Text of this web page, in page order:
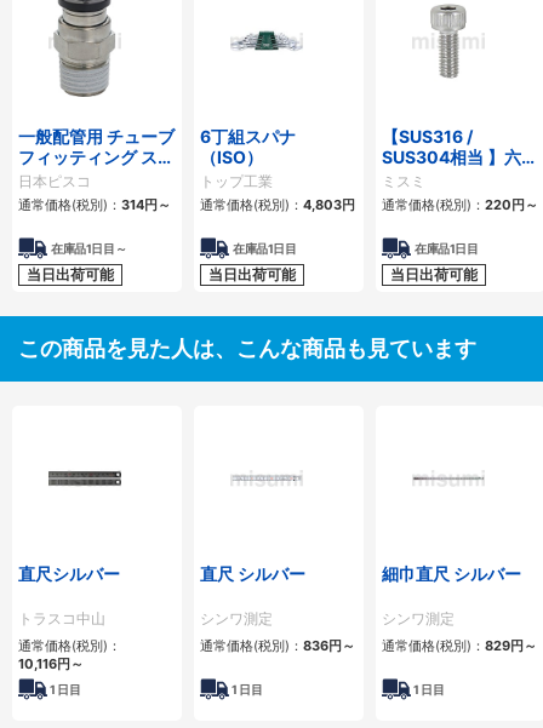
一般配管用 チューブ
フィッティング スト
レート
日本ピスコ
通常価格(税別)： 314円～
在庫品1日目～
当日出荷可能
6丁組スパナ
（ISO）
トップ工業
通常価格(税別)： 4,803円
在庫品1日目
当日出荷可能
【SUS316 /
SUS304相当 】六角
穴付ボルト ステンレ
ス
ミスミ
通常価格(税別)： 220円～
在庫品1日目
当日出荷可能
この商品を見た人は、こんな商品も見ています
直尺シルバー
トラスコ中山
通常価格(税別)：
10,116円～
1 日目
直尺 シルバー
シンワ測定
通常価格(税別)： 836円～
1 日目
細巾直尺 シルバー
シンワ測定
通常価格(税別)： 829円～
1 日目